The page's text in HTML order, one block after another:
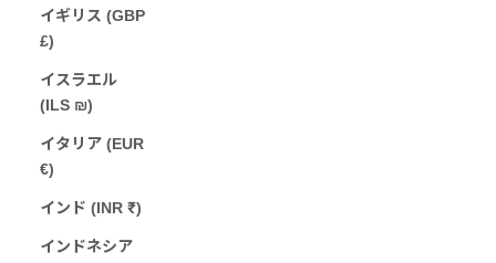
イギリス (GBP
£)
イスラエル
(ILS ₪)
イタリア (EUR
€)
インド (INR ₹)
インドネシア